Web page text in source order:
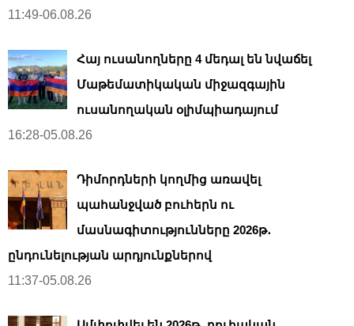
11:49-06.08.26
Հայ ուսանողները 4 մեդալ են նվաճել
Մաթեմատիկական միջազգային
ուսանողական օլիմպիադայում
16:28-05.08.26
Դիմորդների կողմից առավել
պահանջված բուհերն ու
մասնագիտությունները 2026թ․
ընդունելության արդյունքներով
11:37-05.08.26